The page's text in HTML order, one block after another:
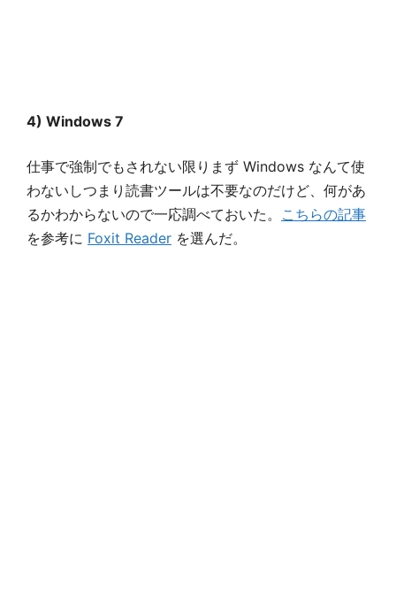
4) Windows 7
仕事で強制でもされない限りまず Windows なんて使
わないしつまり読書ツールは不要なのだけど、何があ
るかわからないので一応調べておいた。 こちらの記事
を参考に Foxit Reader を選んだ。